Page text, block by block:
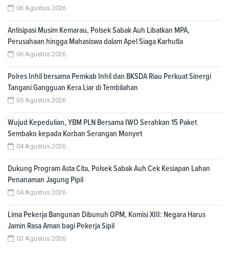
06 Agustus 2026
Antisipasi Musim Kemarau, Polsek Sabak Auh Libatkan MPA,
Perusahaan hingga Mahasiswa dalam Apel Siaga Karhutla
06 Agustus 2026
Polres Inhil bersama Pemkab Inhil dan BKSDA Riau Perkuat Sinergi
Tangani Gangguan Kera Liar di Tembilahan
05 Agustus 2026
Wujud Kepedulian, YBM PLN Bersama IWO Serahkan 15 Paket
Sembako kepada Korban Serangan Monyet
04 Agustus 2026
Dukung Program Asta Cita, Polsek Sabak Auh Cek Kesiapan Lahan
Penanaman Jagung Pipil
04 Agustus 2026
Lima Pekerja Bangunan Dibunuh OPM, Komisi XIII: Negara Harus
Jamin Rasa Aman bagi Pekerja Sipil
03 Agustus 2026